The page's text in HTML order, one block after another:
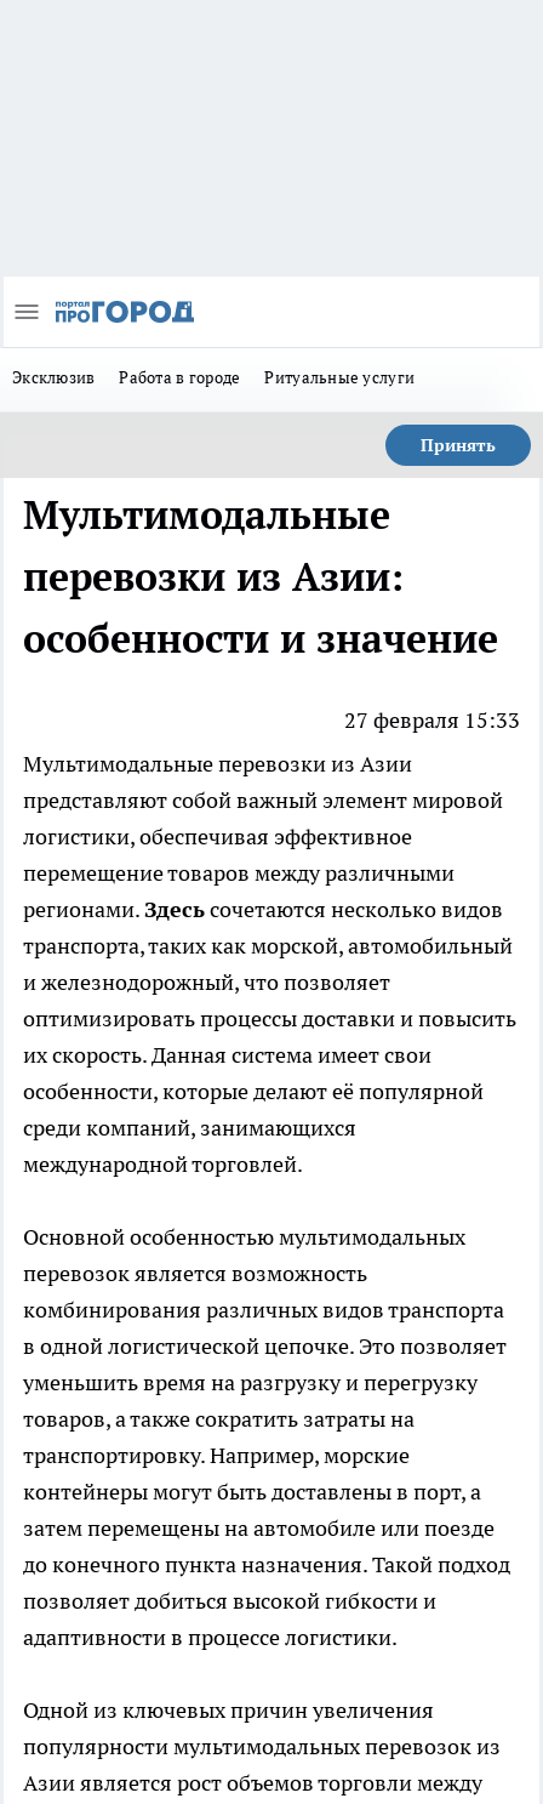
Эксклюзив Работа в городе Ритуальные услуги
Принять
Мультимодальные
перевозки из Азии:
особенности и значение
27 февраля 15:33
Мультимодальные перевозки из Азии
представляют собой важный элемент мировой
логистики, обеспечивая эффективное
перемещение товаров между различными
регионами.Здесьсочетаются несколько видов
транспорта, таких как морской, автомобильный
и железнодорожный, что позволяет
оптимизировать процессы доставки и повысить
их скорость. Данная система имеет свои
особенности, которые делают её популярной
среди компаний, занимающихся
международной торговлей.
Основной особенностью мультимодальных
перевозок является возможность
комбинирования различных видов транспорта
в одной логистической цепочке. Это позволяет
уменьшить время на разгрузку и перегрузку
товаров, а также сократить затраты на
транспортировку. Например, морские
контейнеры могут быть доставлены в порт, а
затем перемещены на автомобиле или поезде
до конечного пункта назначения. Такой подход
позволяет добиться высокой гибкости и
адаптивности в процессе логистики.
Одной из ключевых причин увеличения
популярности мультимодальных перевозок из
Азии является рост объемов торговли между